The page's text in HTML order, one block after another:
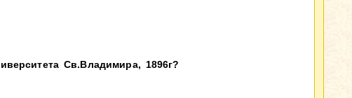
Св.Владимира, 1896г?